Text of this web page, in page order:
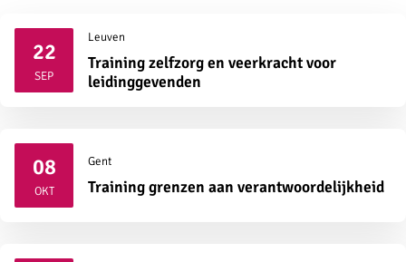
22
SEP2026
Leuven
Training zelfzorg en veerkracht voor
leidinggevenden
08
OKT2026
Gent
Training grenzen aan verantwoordelijkheid